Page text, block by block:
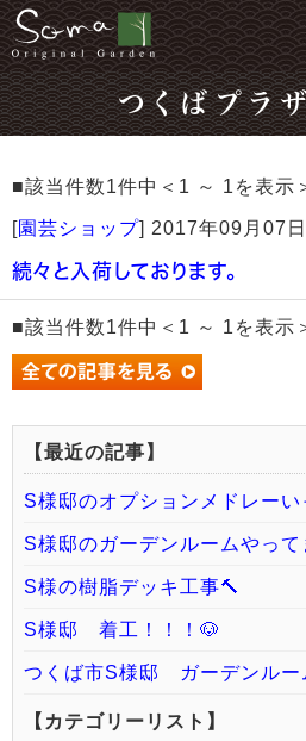
つくばプラ
■該当件数1件中＜1 ～ 1を表
[園芸ショップ] 2017年09月07日
続々と入荷しております。
■該当件数1件中＜1 ～ 1を表
【最近の記事】
S様邸のオプションメドレーい
S様邸のガーデンルームやって
S様の樹脂デッキ工事🔨
S様邸 着工！！！🐶
つくば市S様邸 ガーデンルー
【カテゴリーリスト】